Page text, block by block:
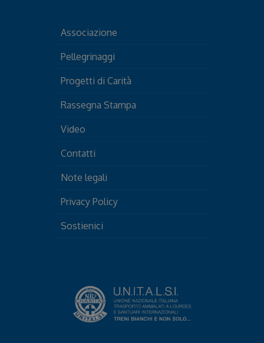
Associazione
Pellegrinaggi
Progetti di Carità
Rassegna Stampa
Video
Contatti
Note legali
Privacy Policy
Sostienici